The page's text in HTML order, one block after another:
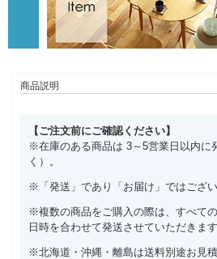
商品説明
【ご注文前にご確認ください】
※在庫のある商品は 3～5営業日以内に
く）。
※「発送」であり「お届け」ではござい
※複数の商品をご購入の際は、すべて
日時を合わせて発送させていただきます
※北海道・沖縄・離島は送料別途お見積